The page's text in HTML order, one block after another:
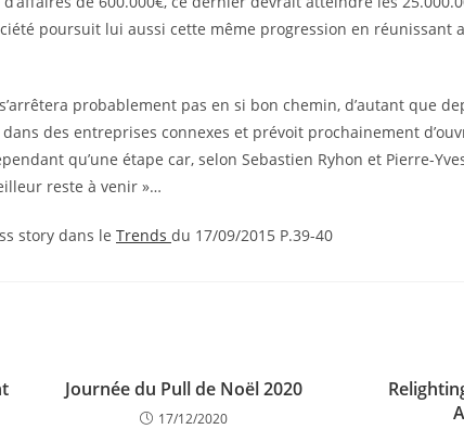
poursuit lui aussi cette même progression en réunissant
probablement pas en si bon chemin, d’autant que
des entreprises connexes et prévoit prochainement
qu’une étape car, selon Sebastien Ryhon et Pierre-
reste à venir »…
story dans le Trends du 17/09/2015 P.39-40
Journée du Pull de Noël 2020
17/12/2020